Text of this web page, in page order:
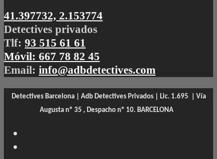
41.397732, 2.153774
Detectives privados
Tlf: 93 515 61 61
Móvil: 667 78 82 45
Email: info@adbdetectives.com
Detectives Barcelona | Adb Detectives Privados | Lic. 1.695 | Vía
Augusta nº 35 , Despacho nº 10. BARCELONA